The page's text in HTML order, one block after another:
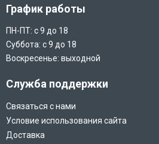
График работы
ПН-ПТ: с 9 до 18
Суббота: с 9 до 18
Воскресенье: выходной
Служба поддержки
Связаться с нами
Условие использования сайта
Доставка